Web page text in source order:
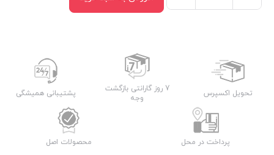
لیتری
تحویل اکسپرس
7 روز گارانتی بازگشت
وجه
پشتیبانی همیشگی
پرداخت در محل محصولات اصل